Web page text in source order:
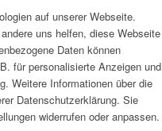
auf unserer Webseite.
uns helfen, diese Webseite
Daten können
für personalisierte Anzeigen und
Weitere Informationen über die
Datenschutzerklärung. Sie
widerrufen oder anpassen.